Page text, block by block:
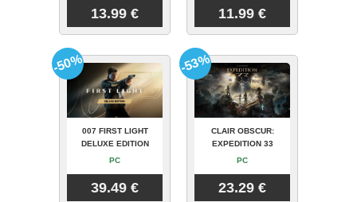
13.99 € 11.99 €
007 FIRST LIGHT
DELUXE EDITION
PC
39.49 €
-50%
CLAIR OBSCUR:
EXPEDITION 33
PC
23.29 €
-53%